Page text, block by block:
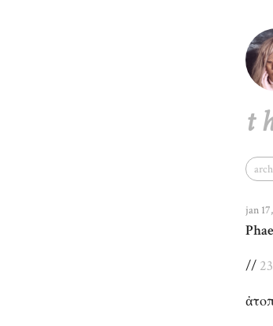
jan
//